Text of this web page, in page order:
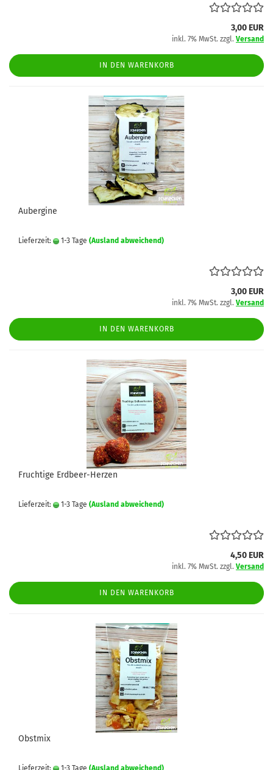
3,00 EUR
inkl. 7% MwSt. zzgl. Versand
IN DEN WARENKORB
Aubergine
Lieferzeit: 1-3 Tage (Ausland abweichend)
3,00 EUR
inkl. 7% MwSt. zzgl. Versand
IN DEN WARENKORB
Fruchtige Erdbeer-Herzen
Lieferzeit: 1-3 Tage (Ausland abweichend)
4,50 EUR
inkl. 7% MwSt. zzgl. Versand
IN DEN WARENKORB
Obstmix
Lieferzeit: 1-3 Tage (Ausland abweichend)